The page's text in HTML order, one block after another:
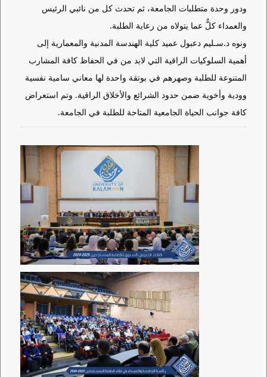
ودور وحدة متطلبات الجامعة، ثم تحدث كل من نائبي الرئيس
والعمداء كلٌّ عما يتولاه من رعاية الطلبة.
ونوه د.سـليم دعبول عميد كلية الهندسة المدنية والمعمارية إلى
أهمية السلوكيات الراقية التي لابد من في الحفاظ كافة المشارب
المتنوعة للطلبة وصهرهم في بوتقة واحدة لها معاني سامية نفسية
وودية وأخوية ضمن حدود الشرائع والأخلاق الراقية. وتم استعراض
كافة جوانب الحياة الجامعية المتاحة للطلبة في الجامعة.